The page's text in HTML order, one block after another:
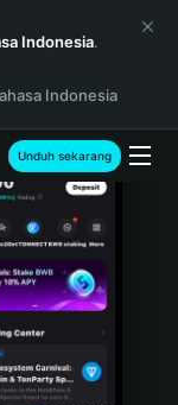
Indonesia.
Indonesia
Unduh sekarang